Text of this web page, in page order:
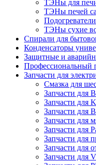
ТЭНы для
ТЭНы печей
ТЭНы сухие
Спирали для
Конденсаторы
Защитные и
Запчасти для
Смазка для
Запчасти для
Запчасти для
Запчасти для
Запчасти для
Запчасти для
Запчасти для
Запчасти для
Запчасти для